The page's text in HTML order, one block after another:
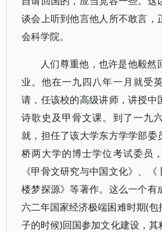
谈会上听到他言他人所不敢言，
会科学院。
人们尊重他，也许是他毅然
业。他在一九四八年一月就受
请，任该校的高级讲师，讲授中
诗歌史及甲骨文课。到了一九
就，担任了该大学东方学学部委
桥两大学的博士学位考试委员
《甲骨文研究与中国文化》、
楼梦探源》等著作。这么一个有
六二年国家经济极端困难时期(
子的时候)回国参加文化建设，其